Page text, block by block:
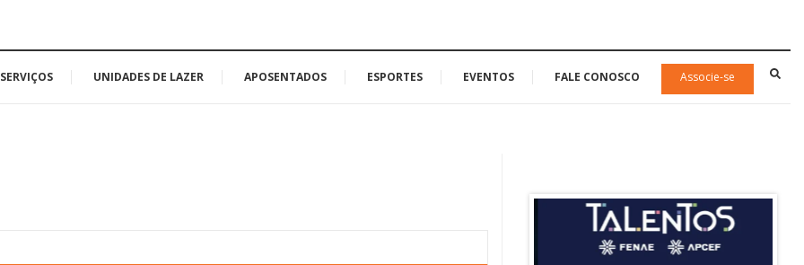
SERVIÇOS UNIDADES DE LAZER APOSENTADOS ESPORTES EVENTOS FALE CONOSCO Associe-se